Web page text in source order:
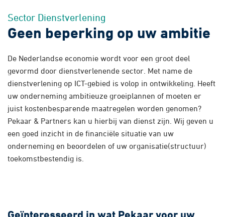
Sector Dienstverlening
Geen beperking op uw ambitie
De Nederlandse economie wordt voor een groot deel
gevormd door dienstverlenende sector. Met name de
dienstverlening op ICT-gebied is volop in ontwikkeling. Heeft
uw onderneming ambitieuze groeiplannen of moeten er
juist kostenbesparende maatregelen worden genomen?
Pekaar & Partners kan u hierbij van dienst zijn. Wij geven u
een goed inzicht in de financiële situatie van uw
onderneming en beoordelen of uw organisatie(structuur)
toekomstbestendig is.
Over ons
Actueel
Contact